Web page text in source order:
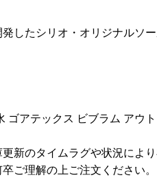
したシリオ・オリジナルソ
ゴアテックス ビブラム アウ
新のタイムラグや状況によ
ご理解の上ご注文ください。